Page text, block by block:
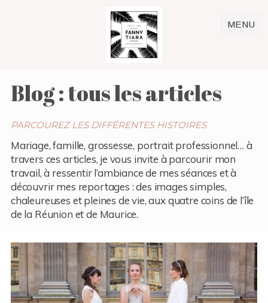
MENU
Blog : tous les articles
PARCOUREZ LES DIFFÉRENTES HISTOIRES
Mariage, famille, grossesse, portrait professionnel… à
travers ces articles, je vous invite à parcourir mon
travail, à ressentir l’ambiance de mes séances et à
découvrir mes reportages : des images simples,
chaleureuses et pleines de vie, aux quatre coins de l’île
de la Réunion et de Maurice.